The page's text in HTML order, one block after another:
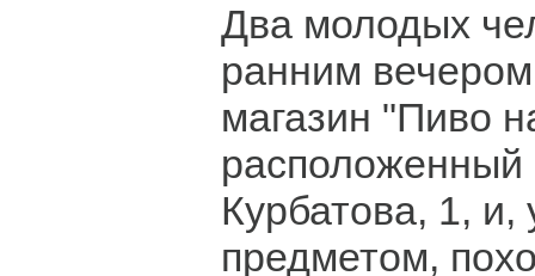
Два молодых
ранним
магазин "Пиво
расположенный
Курбатова, 1, и,
предметом,